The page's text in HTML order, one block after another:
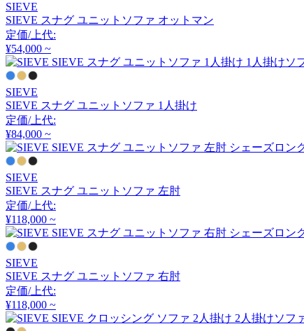
アルナイ
アステップ
アズマヤ
B-LINE
ビーライン
B.C. SAN MICHELE
SIEVE
SIEVE スナグ ユニットソファ オットマン
定価/上代:
¥54,000 ~
SIEVE
SIEVE スナグ ユニットソファ 1人掛け
定価/上代:
¥84,000 ~
SIEVE
SIEVE スナグ ユニットソファ 左肘
定価/上代:
¥118,000 ~
SIEVE
SIEVE スナグ ユニットソファ 右肘
定価/上代:
¥118,000 ~